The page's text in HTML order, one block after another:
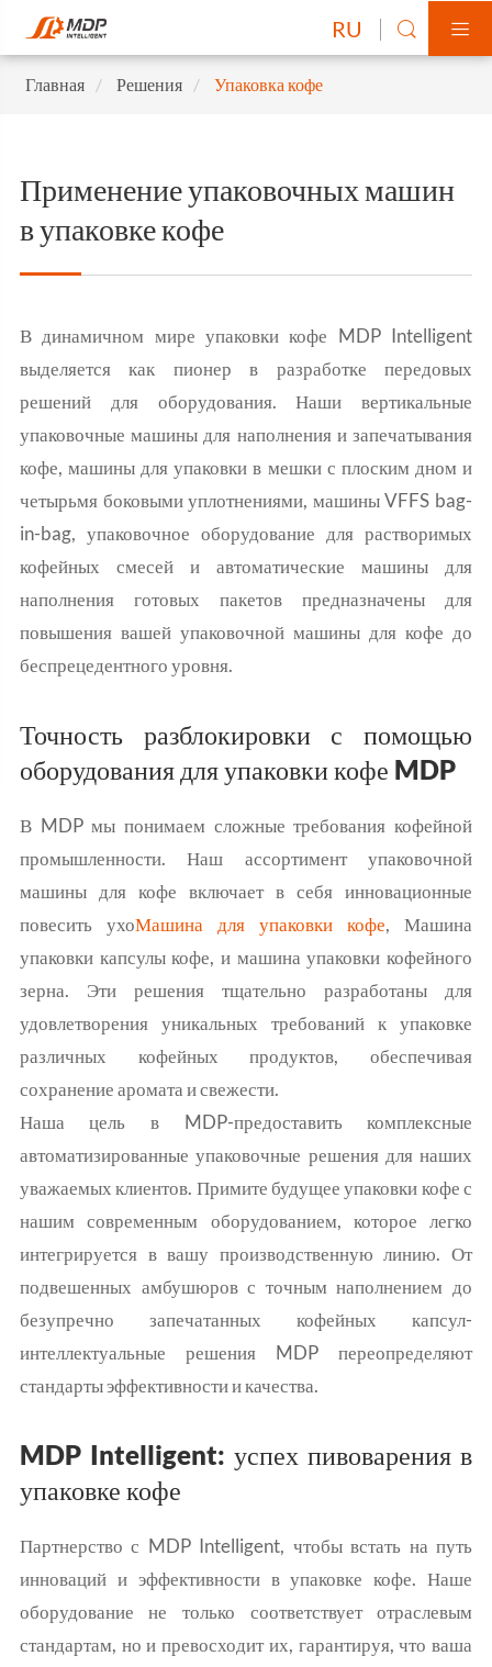
RU  
Главная Решения Упаковка кофе
Применение упаковочных машин
в упаковке кофе
В динамичном мире упаковки кофе MDP Intelligent
выделяется как пионер в разработке передовых
решений для оборудования. Наши вертикальные
упаковочные машины для наполнения и запечатывания
кофе, машины для упаковки в мешки с плоским дном и
четырьмя боковыми уплотнениями, машины VFFS bag-
in-bag, упаковочное оборудование для растворимых
кофейных смесей и автоматические машины для
наполнения готовых пакетов предназначены для
повышения вашей упаковочной машины для кофе до
беспрецедентного уровня.
Точность разблокировки с помощью
оборудования для упаковки кофе MDP
В MDP мы понимаем сложные требования кофейной
промышленности. Наш ассортимент упаковочной
машины для кофе включает в себя инновационные
повесить ухоМашина для упаковки кофе, Машина
упаковки капсулы кофе, и машина упаковки кофейного
зерна. Эти решения тщательно разработаны для
удовлетворения уникальных требований к упаковке
различных кофейных продуктов, обеспечивая
сохранение аромата и свежести.
Наша цель в MDP-предоставить комплексные
автоматизированные упаковочные решения для наших
уважаемых клиентов. Примите будущее упаковки кофе с
нашим современным оборудованием, которое легко
интегрируется в вашу производственную линию. От
подвешенных амбушюров с точным наполнением до
безупречно запечатанных кофейных капсул-
интеллектуальные решения MDP переопределяют
стандарты эффективности и качества.
MDP Intelligent: успех пивоварения в
упаковке кофе
Партнерство с MDP Intelligent, чтобы встать на путь
инноваций и эффективности в упаковке кофе. Наше
оборудование не только соответствует отраслевым
стандартам, но и превосходит их, гарантируя, что ваша